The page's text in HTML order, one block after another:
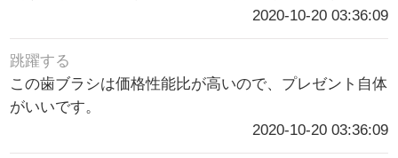
2020-10-20 03:36:09
跳躍する
この歯ブラシは価格性能比が高いので、プレゼント自体
がいいです。
2020-10-20 03:36:09